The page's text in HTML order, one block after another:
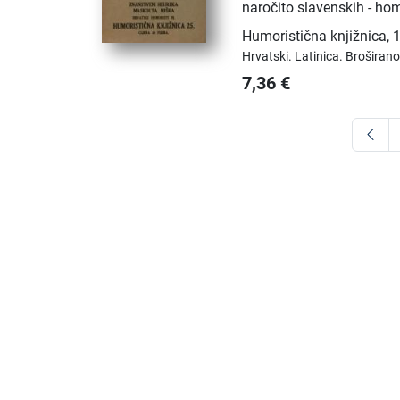
naročito slavenskih -
Humoristična knjižnica,
Hrvatski. Latinica.
7,36 €